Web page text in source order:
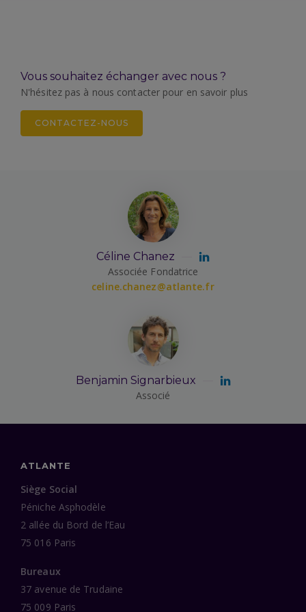
Vous souhaitez échanger avec nous ?
N'hésitez pas à nous contacter pour en savoir plus
CONTACTEZ-NOUS
Céline Chanez
Associée Fondatrice
celine.chanez@atlante.fr
Benjamin Signarbieux
Associé
ATLANTE
Siège Social
Péniche Asphodèle
2 allée du Bord de l’Eau
75 016 Paris
Bureaux
37 avenue de Trudaine
75 009 Paris